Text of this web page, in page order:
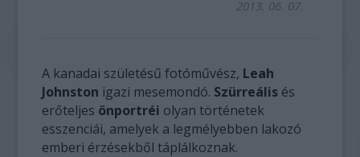
2013. 06. 07.
A kanadai születésű fotóművész, Leah
Johnston igazi mesemondó. Szürreális és
erőteljes önportréi olyan történetek
esszenciái, amelyek a legmélyebben lakozó
emberi érzésekből táplálkoznak.